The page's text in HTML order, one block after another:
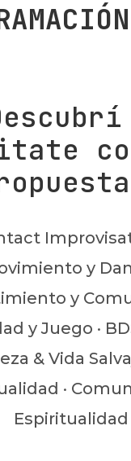
y
y
y Juego ·
& Vida
·
Espiritualidad